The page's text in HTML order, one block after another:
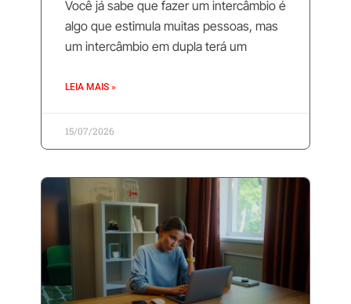
Você já sabe que fazer um intercâmbio é
algo que estimula muitas pessoas, mas
um intercâmbio em dupla terá um
LEIA MAIS »
15/07/2026